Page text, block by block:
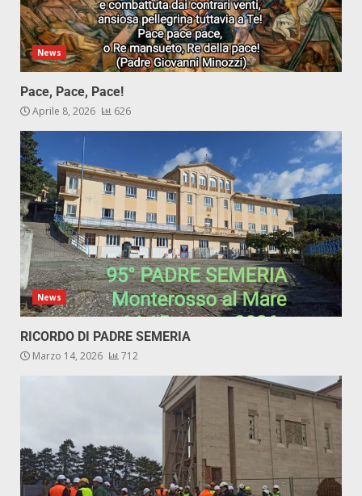
News
Pace, Pace, Pace!
Aprile 8, 2026 626
News
RICORDO DI PADRE SEMERIA
Marzo 14, 2026 712